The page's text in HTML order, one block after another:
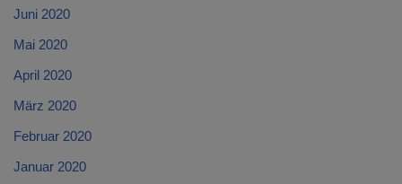
Juni 2020
Mai 2020
April 2020
März 2020
Februar 2020
Januar 2020